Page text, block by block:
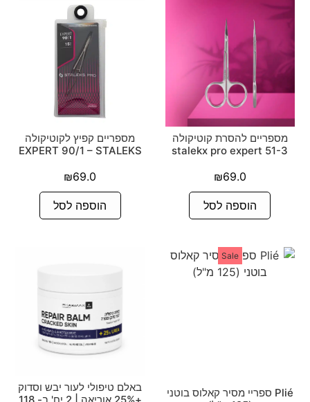
מספריים להסרת קוטיקולה
51-3 stalekx pro expert
₪69.0
הוספה לסל
מספריים קפיץ לקוטיקולה
EXPERT 90/1 – STALEKS
₪69.0
הוספה לסל
Sale
Plié ספריי מסיר קאלוס בוטני
באלם טיפולי לעור יבש וסדוק